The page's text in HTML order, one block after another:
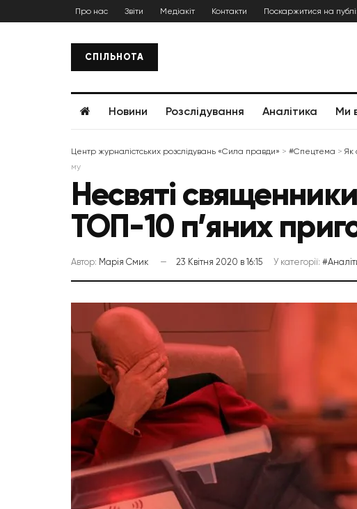
Про нас Звіти Медіакіт Контакти Поскаржитися на
СПІЛЬНОТА
Новини Розслідування Аналітика Ми
Центр журналістських розслідувань «Сила правди» > #Спецтема > Як
му
Несвяті
ТОП-10 п’яних
Автор: Марія Смик 23 Квітня 2020 в 16:15 У категорії: